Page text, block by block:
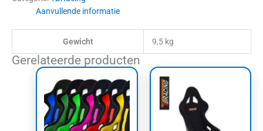
Aanvullende informatie
Gewicht 9,5 kg
Gerelateerde producten
product
heeft
meerdere
variaties.